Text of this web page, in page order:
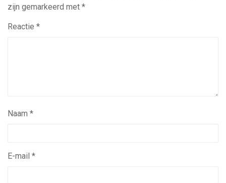
zijn gemarkeerd met *
Reactie *
Naam *
E-mail *